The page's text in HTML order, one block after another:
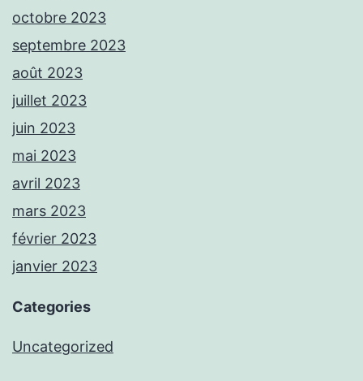
octobre 2023
septembre 2023
août 2023
juillet 2023
juin 2023
mai 2023
avril 2023
mars 2023
février 2023
janvier 2023
Categories
Uncategorized